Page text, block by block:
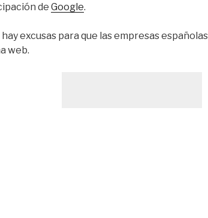
de Google.
hay excusas para que las empresas
web.